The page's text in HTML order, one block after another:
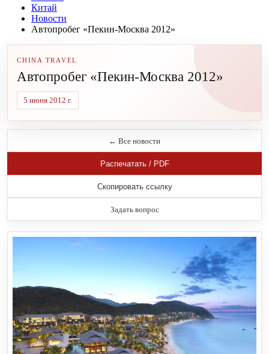
Китай
Новости
Автопробег «Пекин-Москва 2012»
CHINA TRAVEL
Автопробег «Пекин-Москва 2012»
5 июня 2012 г.
← Все новости
Распечатать / PDF
Скопировать ссылку
Задать вопрос